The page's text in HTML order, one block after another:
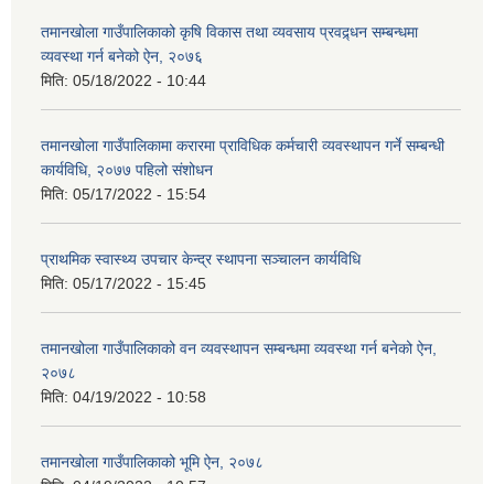
तमानखोला गाउँपालिकाको कृषि विकास तथा व्यवसाय प्रवद्र्धन सम्बन्धमा
व्यवस्था गर्न बनेको ऐन, २०७६
मिति: 05/18/2022 - 10:44
तमानखोला गाउँपालिकामा करारमा प्राविधिक कर्मचारी व्यवस्थापन गर्ने सम्बन्धी
कार्यविधि, २०७७ पहिलो संशोधन
मिति: 05/17/2022 - 15:54
प्राथमिक स्वास्थ्य उपचार केन्द्र स्थापना सञ्चालन कार्यविधि
मिति: 05/17/2022 - 15:45
तमानखोला गाउँपालिकाको वन व्यवस्थापन सम्बन्धमा व्यवस्था गर्न बनेको ऐन,
२०७८
मिति: 04/19/2022 - 10:58
तमानखोला गाउँपालिकाको भूमि ऐन, २०७८